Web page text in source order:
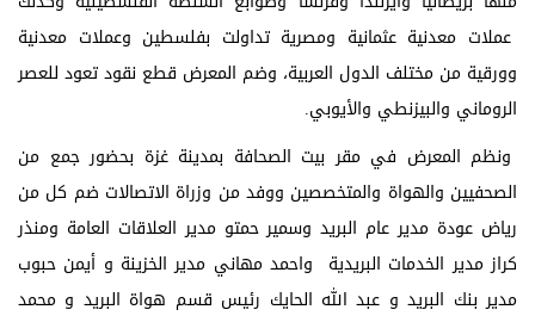
عملات معدنية عثمانية ومصرية تداولت بفلسطين وعملات معدنية
وورقية من مختلف الدول العربية، وضم المعرض قطع نقود تعود للعصر
الروماني والبيزنطي والأيوبي.
ونظم المعرض في مقر بيت الصحافة بمدينة غزة بحضور جمع من
الصحفيين والهواة والمتخصصين ووفد من وزراة الاتصالات ضم كل من
رياض عودة مدير عام البريد وسمير حمتو مدير العلاقات العامة ومنذر
كراز مدير الخدمات البريدية واحمد مهاني مدير الخزينة و أيمن حبوب
مدير بنك البريد و عبد الله الحايك رئيس قسم هواة البريد و محمد